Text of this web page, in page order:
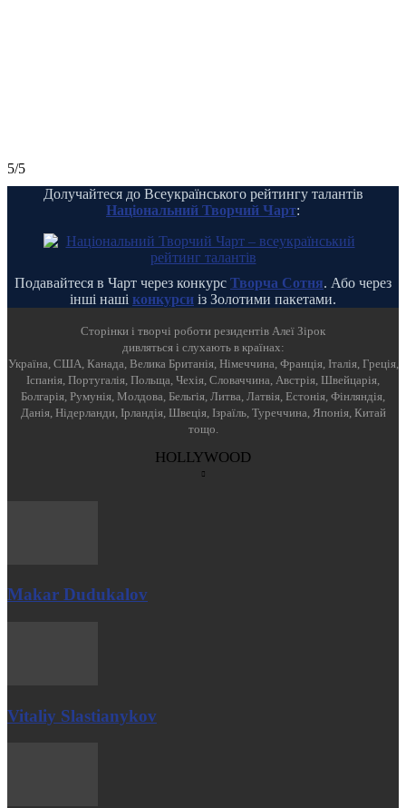
5/5
Долучайтеся до Всеукраїнського рейтингу талантів
Національний Творчий Чарт:
Подавайтеся в Чарт через конкурс Творча Сотня. Або через
інші наші конкурси із Золотими пакетами.
Cторінки і творчі роботи резидентів Алеї Зірок
дивляться і слухають в країнах:
Україна, США, Канада, Велика Британія, Німеччина, Франція, Італія, Греція,
Іспанія, Португалія, Польща, Чехія, Словаччина, Австрія, Швейцарія,
Болгарія, Румунія, Молдова, Бельгія, Литва, Латвія, Естонія, Фінляндія,
Данія, Нідерланди, Ірландія, Швеція, Ізраїль, Туреччина, Японія, Китай
тощо.
HOLLYWOOD
Makar Dudukalov
Vitaliy Slastianykov